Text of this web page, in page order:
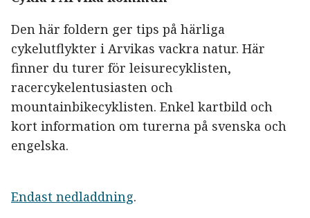
Den här foldern ger tips på härliga
cykelutflykter i Arvikas vackra natur. Här
finner du turer för leisurecyklisten,
racercykelentusiasten och
mountainbikecyklisten. Enkel kartbild och
kort information om turerna på svenska och
engelska.
Endast nedladdning.